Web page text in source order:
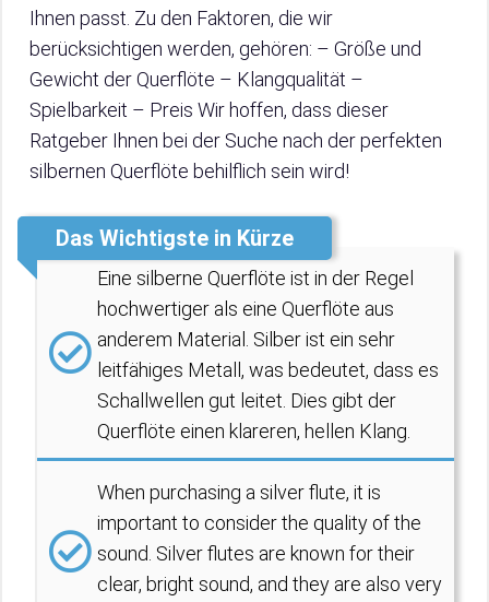
Ihnen passt. Zu den Faktoren, die wir
berücksichtigen werden, gehören: – Größe und
Gewicht der Querflöte – Klangqualität –
Spielbarkeit – Preis Wir hoffen, dass dieser
Ratgeber Ihnen bei der Suche nach der perfekten
silbernen Querflöte behilflich sein wird!
Das Wichtigste in Kürze
Eine silberne Querflöte ist in der Regel
hochwertiger als eine Querflöte aus
anderem Material. Silber ist ein sehr
leitfähiges Metall, was bedeutet, dass es
Schallwellen gut leitet. Dies gibt der
Querflöte einen klareren, hellen Klang.
When purchasing a silver flute, it is
important to consider the quality of the
sound. Silver flutes are known for their
clear, bright sound, and they are also very